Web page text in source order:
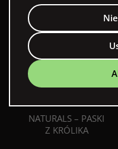
NATURALS – PASKI
Z KRÓLIKA